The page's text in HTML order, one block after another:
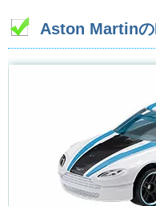
Aston Martin